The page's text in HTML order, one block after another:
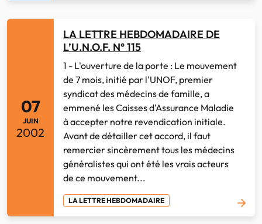
07
JUIN
2002
LA LETTRE HEBDOMADAIRE DE
L’U.N.O.F. N° 115
1 - L'ouverture de la porte : Le mouvement
de 7 mois, initié par l'UNOF, premier
syndicat des médecins de famille, a
emmené les Caisses d'Assurance Maladie
à accepter notre revendication initiale.
Avant de détailler cet accord, il faut
remercier sincèrement tous les médecins
généralistes qui ont été les vrais acteurs
de ce mouvement...
LA LETTRE HEBDOMADAIRE